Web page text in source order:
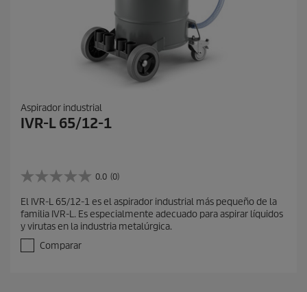
Aspirador industrial
IVR-L 65/12-1
0.0 (0)
0
0
d
e
e
El IVR-L 65/12-1 es el aspirador industrial más pequeño de la
familia IVR-L. Es especialmente adecuado para aspirar líquidos
y virutas en la industria metalúrgica.
Comparar